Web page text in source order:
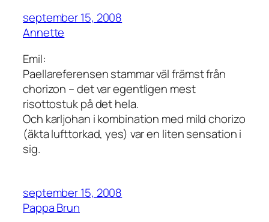
september 15, 2008
Annette
Emil:
Paellareferensen stammar väl främst från
chorizon – det var egentligen mest
risottostuk på det hela.
Och karljohan i kombination med mild chorizo
(äkta lufttorkad, yes) var en liten sensation i
sig.
september 15, 2008
Pappa Brun